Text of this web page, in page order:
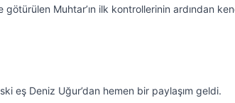
götürülen Muhtar’ın ilk kontrollerinin ardından
eş Deniz Uğur’dan hemen bir paylaşım geldi.